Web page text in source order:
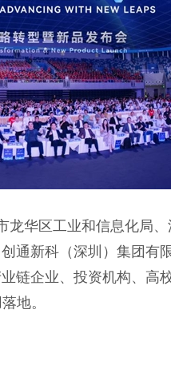
华区工业和信息化局、
通新科（深圳）集团有
链企业、投资机构、高
地。